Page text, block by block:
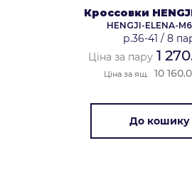
Кроссовки
HENGJI-ELENA-
р.36-41 / 8
Ціна за пару1
Ціна за ящ. 10
До кошику